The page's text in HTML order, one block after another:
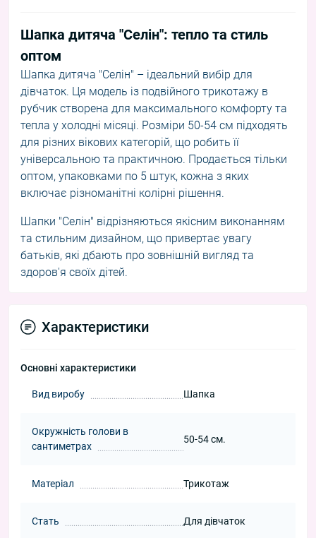
Шапка дитяча "Селін": тепло та стиль
оптом
Шапка дитяча "Селін" – ідеальний вибір для
дівчаток. Ця модель із подвійного трикотажу в
рубчик створена для максимального комфорту та
тепла у холодні місяці. Розміри 50-54 см підходять
для різних вікових категорій, що робить її
універсальною та практичною. Продається тільки
оптом, упаковками по 5 штук, кожна з яких
включає різноманітні колірні рішення.
Шапки "Селін" відрізняються якісним виконанням
та стильним дизайном, що привертає увагу
батьків, які дбають про зовнішній вигляд та
здоров'я своїх дітей.
Характеристики
Основні характеристики
Вид виробу Шапка
Окружність голови в
сантиметрах
50-54 см.
Матеріал Трикотаж
Стать Для дівчаток